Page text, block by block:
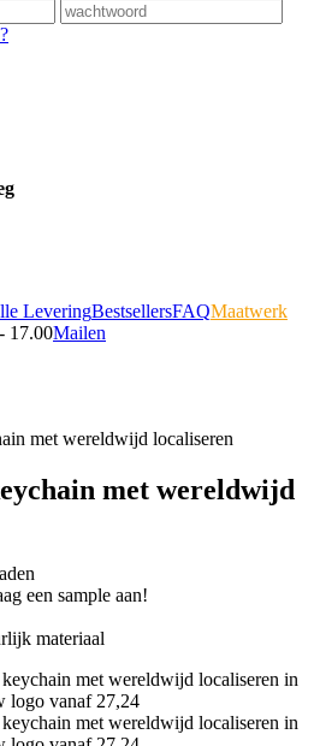
LeveringBestsellersFAQMaatwerk
17.00Mailen
met wereldwijd localiseren
met wereldwijd
een sample aan!
materiaal